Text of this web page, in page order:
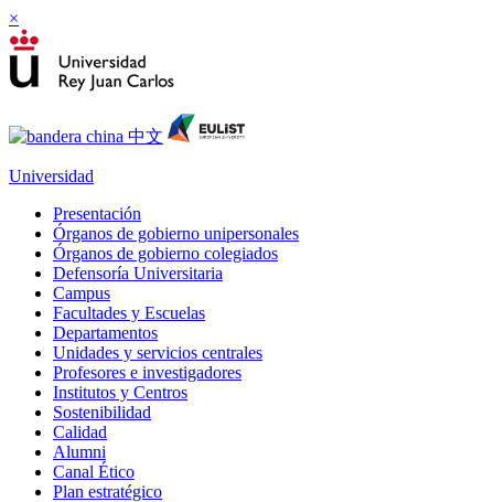
×
Universidad
Presentación
Órganos de gobierno unipersonales
Órganos de gobierno colegiados
Defensoría Universitaria
Campus
Facultades y Escuelas
Departamentos
Unidades y servicios centrales
Profesores e investigadores
Institutos y Centros
Sostenibilidad
Calidad
Alumni
Canal Ético
Plan estratégico